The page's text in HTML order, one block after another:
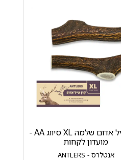
אנטלרס - ANTLERS
קרן אייל אדום שלמה XL סיווג AA -
מועדון לקחות